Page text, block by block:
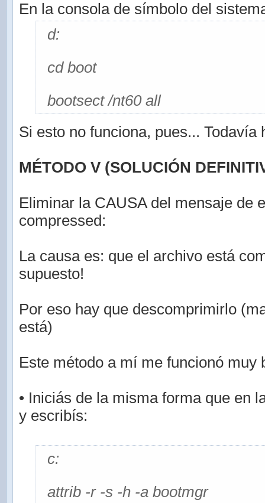
En la consola de símbolo del
d:
cd boot
bootsect /nt60 all
Si esto no funciona, pues... Todavía
MÉTODO V (SOLUCIÓN
Eliminar la CAUSA del mensaje de
compressed:
La causa es: que el archivo está
supuesto!
Por eso hay que descomprimirlo
está)
Este método a mí me funcionó muy
• Iniciás de la misma forma que en
y escribís:
c:
attrib -r -s -h -a bootmgr